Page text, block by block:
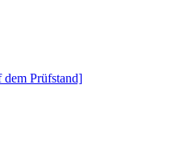
Prüfstand]